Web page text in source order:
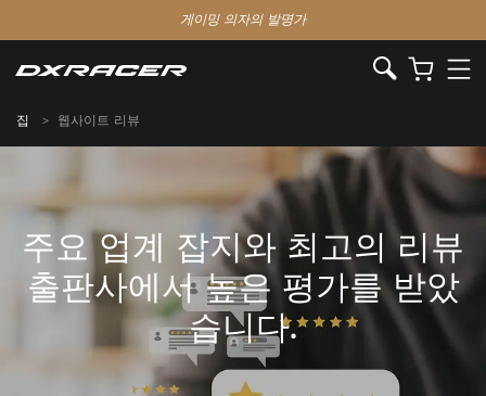
게이밍 의자의 발명가
집 웹사이트 리뷰
주요 업계 잡지와 최고의 리뷰
출판사에서 높은 평가를 받았
습니다.